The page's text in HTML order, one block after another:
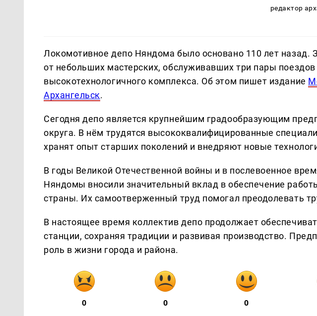
редактор
Локомотивное депо Няндома было основано 110 лет назад.
от небольших мастерских, обслуживавших три пары
высокотехнологичного комплекса. Об этом пишет издание
Архангельск.
Сегодня депо является крупнейшим градообразующим
округа. В нём трудятся высококвалифицированные
хранят опыт старших поколений и внедряют новые
В годы Великой Отечественной войны и в послевоенное
Няндомы вносили значительный вклад в обеспечение
страны. Их самоотверженный труд помогал преодолевать
В настоящее время коллектив депо продолжает
станции, сохраняя традиции и развивая производство.
роль в жизни города и района.
0 0 0